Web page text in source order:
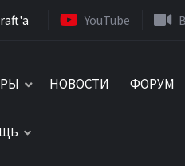
YouTube
НОВОСТИ ФОРУМ